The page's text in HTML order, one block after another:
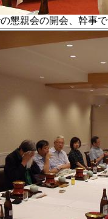
の懇親会の開会、幹事